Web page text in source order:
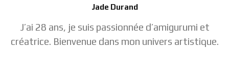
Jade Durand
J’ai 28 ans, je suis passionnée d’amigurumi et
créatrice. Bienvenue dans mon univers artistique.